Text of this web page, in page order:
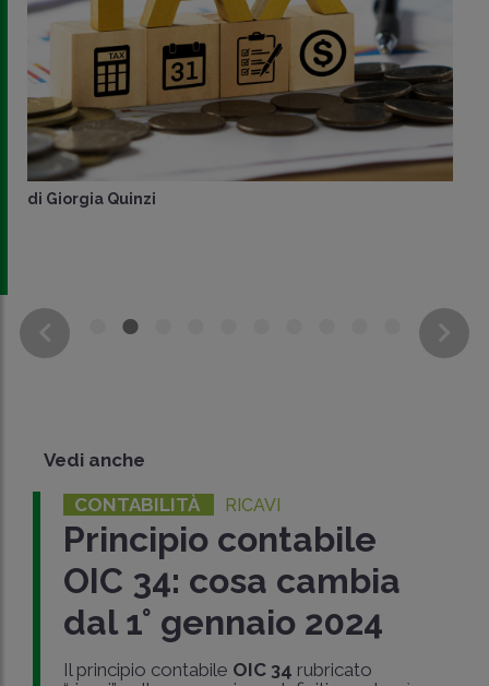
di Giorgia Quinzi
Vedi anche
CONTABILITÀ RICAVI
Principio contabile
OIC 34: cosa cambia
dal 1° gennaio 2024
Il principio contabile OIC 34 rubricato